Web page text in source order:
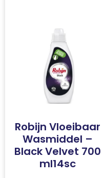
Robijn Vloeibaar
Wasmiddel –
Black Velvet 700
ml14sc